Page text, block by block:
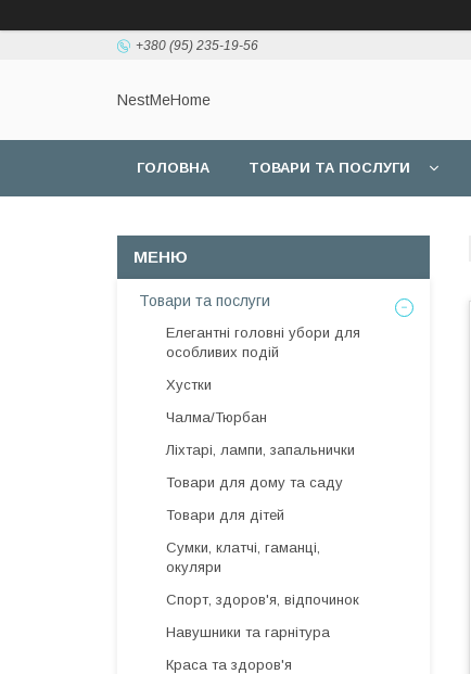
+380 (95) 235-19-56
NestMeHome
ГОЛОВНА ТОВАРИ ТА ПОСЛУГИ
Товари та послуги
Елегантні головні убори для
особливих подій
Хустки
Чалма/Тюрбан
Ліхтарі, лампи, запальнички
Товари для дому та саду
Товари для дітей
Сумки, клатчі, гаманці,
окуляри
Спорт, здоров'я, відпочинок
Навушники та гарнітура
Краса та здоров'я